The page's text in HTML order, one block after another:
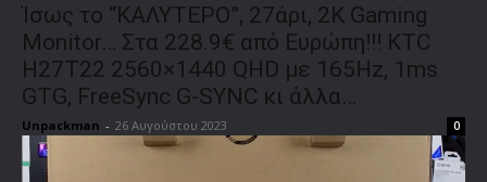
Ίσως το “ΚΑΛΥΤΕΡΟ”, 27άρι, 2K Gaming
Monitor… Στα 228.9€ από Ευρώπη!!! KTC
H27T22 2560×1440 QHD με 165Hz, 1ms
GTG, FreeSync G-SYNC κι άλλα…
Unpackman - 26 Αυγούστου 2023 0